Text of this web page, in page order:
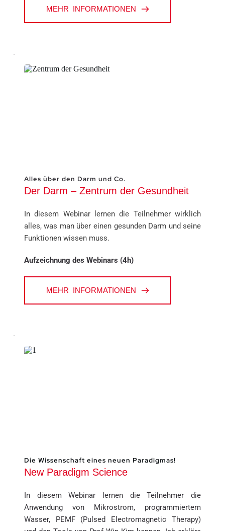
MEHR INFORMATIONEN
Alles über den Darm und Co.
Der Darm – Zentrum der Gesundheit
In diesem Webinar lernen die Teilnehmer wirklich
alles, was man über einen gesunden Darm und seine
Funktionen wissen muss.
Aufzeichnung des Webinars (4h)
MEHR INFORMATIONEN
Die Wissenschaft eines neuen Paradigmas!
New Paradigm Science
In diesem Webinar lernen die Teilnehmer die
Anwendung von Mikrostrom, programmiertem
Wasser, PEMF (Pulsed Electromagnetic Therapy)